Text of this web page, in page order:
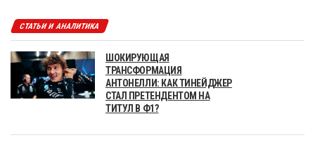
СТАТЬИ И АНАЛИТИКА
ШОКИРУЮЩАЯ
ТРАНСФОРМАЦИЯ
АНТОНЕЛЛИ: КАК ТИНЕЙДЖЕР
СТАЛ ПРЕТЕНДЕНТОМ НА
ТИТУЛ В Ф1?